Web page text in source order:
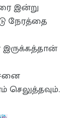
இன்று
நேரத்தை
இருக்கத்தான்
செலுத்தவும்.